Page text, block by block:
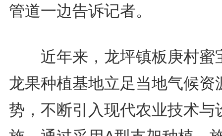
管道一边告诉记者。
近年来，龙坪镇板庚村蜜
龙果种植基地立足当地气候资
势，不断引入现代农业技术与